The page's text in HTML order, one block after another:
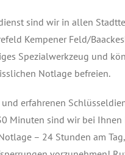
sind wir in allen
Kempener Feld/
Spezialwerkzeug und
Notlage befreien.
erfahrenen
Minuten sind wir bei
– 24 Stunden am